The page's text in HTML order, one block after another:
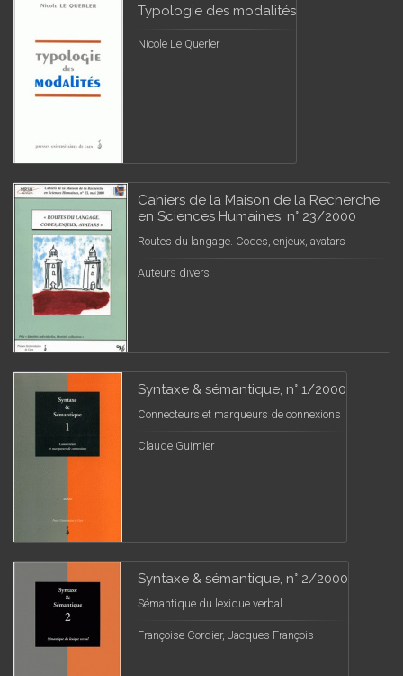
Typologie des modalités
Nicole Le Querler
Cahiers de la Maison de la Recherche
en Sciences Humaines, n° 23/2000
Routes du langage. Codes, enjeux, avatars
Auteurs divers
Syntaxe & sémantique, n° 1/2000
Connecteurs et marqueurs de connexions
Claude Guimier
Syntaxe & sémantique, n° 2/2000
Sémantique du lexique verbal
Françoise Cordier, Jacques François